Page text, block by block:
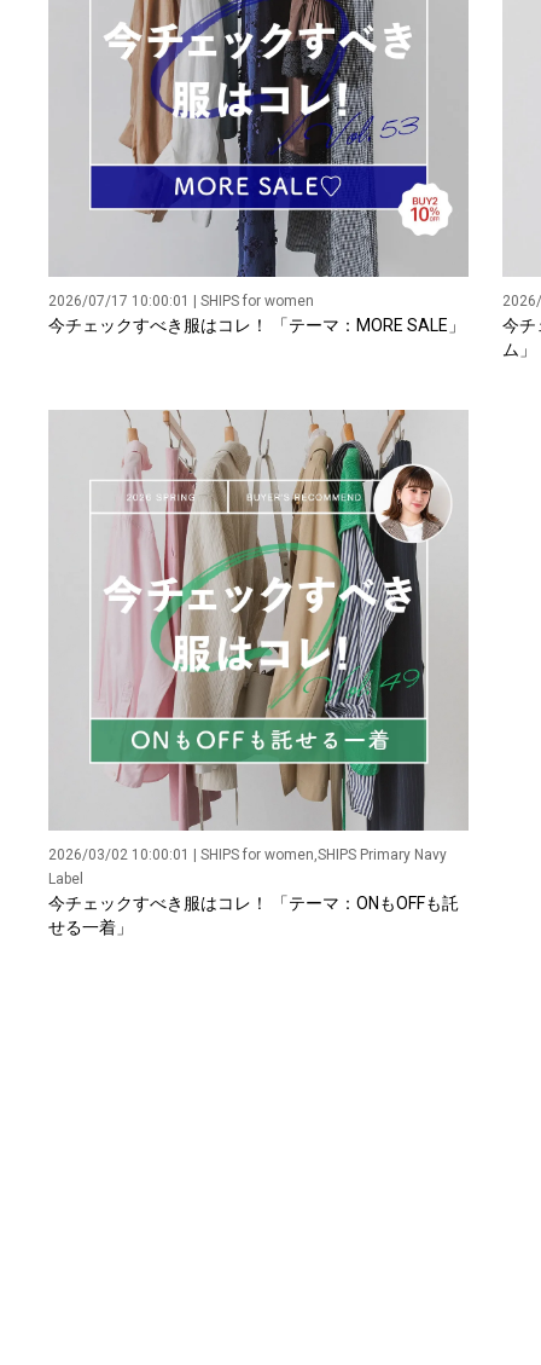
2026/07/17 10:00:01 | SHIPS for women
今チェックすべき服はコレ！ 「テーマ：MORE SALE」
今チ
ム」
2026/03/02 10:00:01 | SHIPS for women,SHIPS Primary Navy
Label
今チェックすべき服はコレ！ 「テーマ：ONもOFFも託
せる一着」